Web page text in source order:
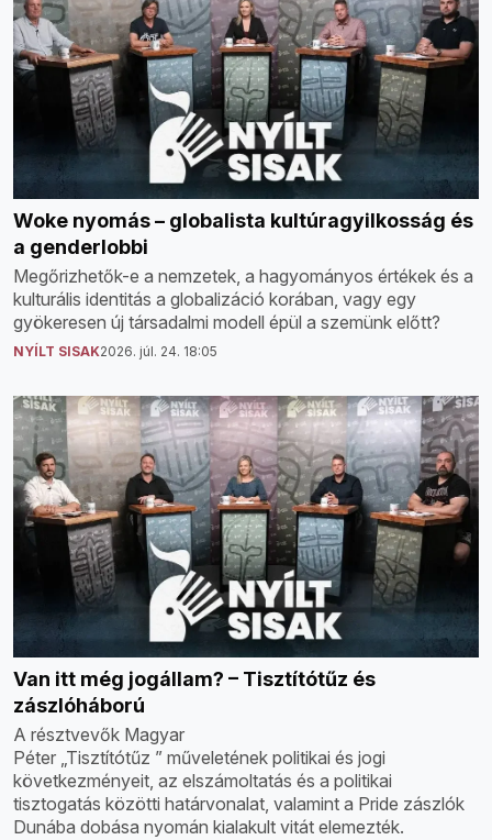
Woke nyomás – globalista kultúragyilkosság és
a genderlobbi
Megőrizhetők-e a nemzetek, a hagyományos értékek és a
kulturális identitás a globalizáció korában, vagy egy
gyökeresen új társadalmi modell épül a szemünk előtt?
NYÍLT SISAK2026. júl. 24. 18:05
Van itt még jogállam? – Tisztítótűz és
zászlóháború
A résztvevők Magyar
Péter „Tisztítótűz ” műveletének politikai és jogi
következményeit, az elszámoltatás és a politikai
tisztogatás közötti határvonalat, valamint a Pride zászlók
Dunába dobása nyomán kialakult vitát elemezték.